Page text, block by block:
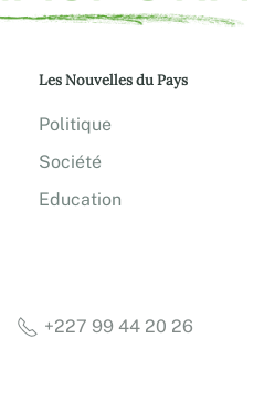
Les Nouvelles du Pays
Politique
Société
Education
+227 99 44 20 26